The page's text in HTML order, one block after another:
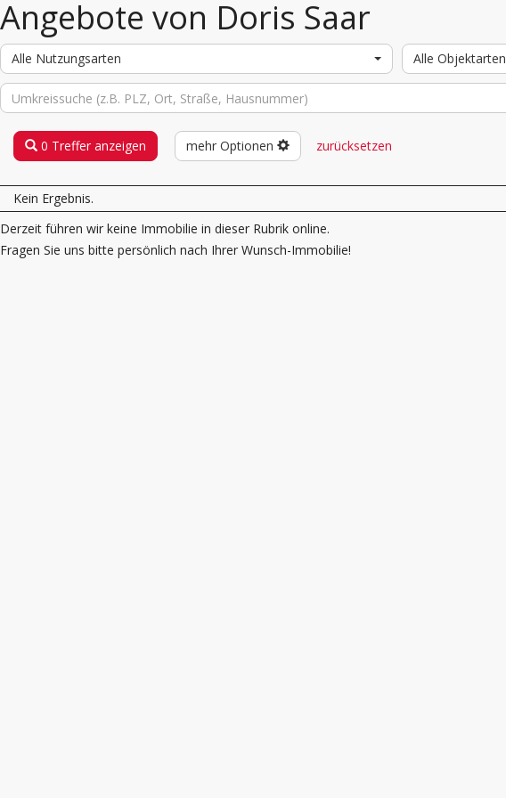
Angebote von Doris Saar
Alle Nutzungsarten Alle Objektarten
0 Treffer anzeigen mehr Optionen zurücksetzen
Kein Ergebnis.
Derzeit führen wir keine Immobilie in dieser Rubrik online.
Fragen Sie uns bitte persönlich nach Ihrer Wunsch-Immobilie!